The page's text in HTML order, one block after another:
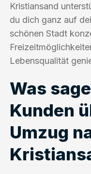
Kristiansand
du dich ganz auf
schönen Stadt
Lebensqualität
Was
Kunden
Umzug